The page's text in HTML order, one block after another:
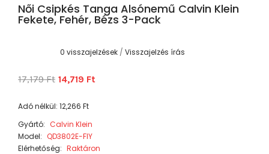
Női Csipkés Tanga Alsónemű Calvin Klein
Fekete, Fehér, Bézs 3-Pack
0 visszajelzések / Visszajelzés írás
17,179 Ft 14,719 Ft
Adó nélkül: 12,266 Ft
Gyártó: Calvin Klein
Model: QD3802E-FIY
Elérhetőség: Raktáron